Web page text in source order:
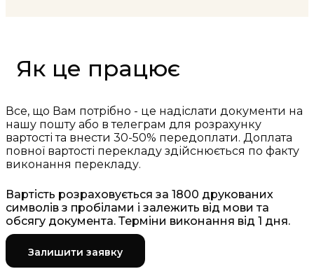
Як це працює
Все, що Вам потрібно - це надіслати документи на
нашу пошту або в телеграм для розрахунку
вартості та внести 30-50% передоплати. Доплата
повної вартості перекладу здійснюється по факту
виконання перекладу.
Вартість розраховується за 1800 друкованих
символів з пробілами і залежить від мови та
обсягу документа. Терміни виконання від 1 дня.
Залишити заявку